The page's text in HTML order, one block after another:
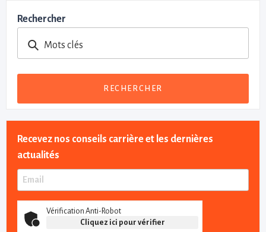
Rechercher
Mots clés
RECHERCHER
Recevez nos conseils carrière et les dernières
actualités
Vérification Anti-Robot
Cliquez ici pour vérifier